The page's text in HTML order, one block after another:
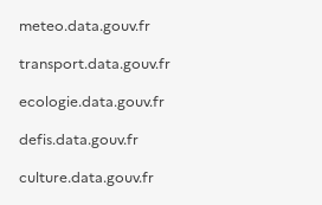
meteo.data.gouv.fr
transport.data.gouv.fr
ecologie.data.gouv.fr
defis.data.gouv.fr
culture.data.gouv.fr